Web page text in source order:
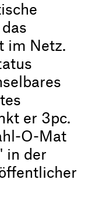
im Netz.
er 3pc.
O-Mat
in der